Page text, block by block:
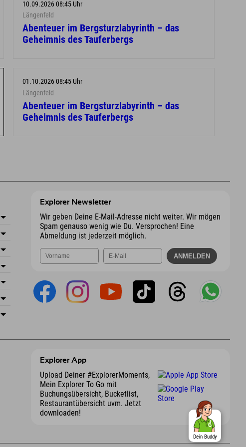
10.09.2026 08:45 Uhr
Längenfeld
Abenteuer im Bergsturzlabyrinth – das
Geheimnis des Tauferbergs
01.10.2026 08:45 Uhr
Längenfeld
Abenteuer im Bergsturzlabyrinth – das
Geheimnis des Tauferbergs
Explorer Newsletter
Wir geben Deine E-Mail-Adresse nicht weiter. Wir mögen
Spam genauso wenig wie Du. Versprochen! Eine
Abmeldung ist jederzeit möglich.
Explorer App
Upload Deiner #ExplorerMoments,
Mein Explorer To Go mit
Buchungsübersicht, Bucketlist,
Restaurantübersicht uvm. Jetzt
downloaden!
Dein Buddy